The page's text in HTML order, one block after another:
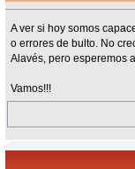
A ver si hoy somos
o errores de bulto. No
Alavés, pero esperemos
Vamos!!!